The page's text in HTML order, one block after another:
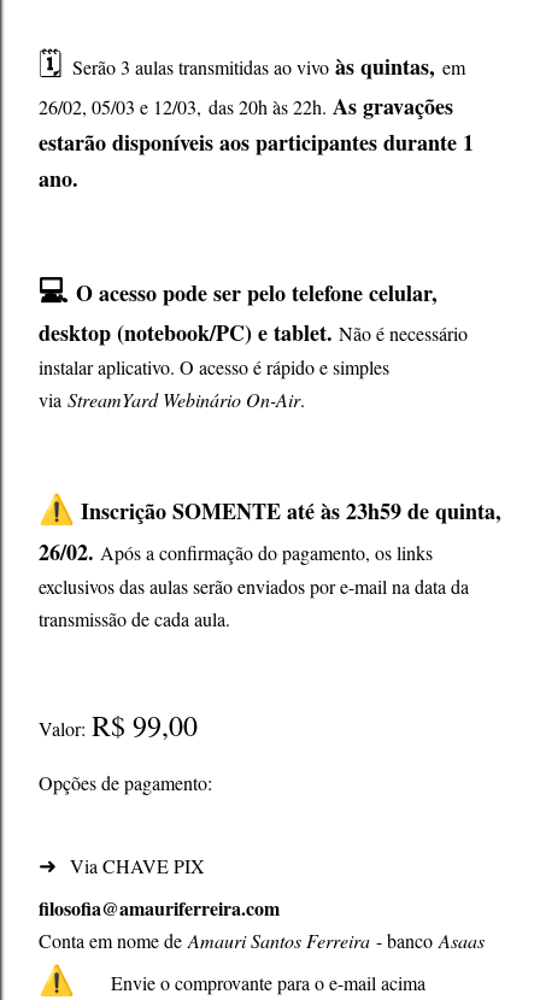
🗓️ Serão 3 aulas transmitidas ao vivo às quintas, em
26/02, 05/03 e 12/03, das 20h às 22h. As gravações
estarão disponíveis aos participantes durante 1
ano.
💻 O acesso pode ser pelo telefone celular,
desktop (notebook/PC) e tablet. Não é necessário
instalar aplicativo. O acesso é rápido e simples
via StreamYard Webinário On-Air.
⚠️ Inscrição SOMENTE até às 23h59 de quinta,
26/02. Após a confirmação do pagamento, os links
exclusivos das aulas serão enviados por e-mail na data da
transmissão de cada aula.
Valor: R$ 99,00
Opções de pagamento:
➜ Via CHAVE PIX
filosofia@amauriferreira.com
Conta em nome de Amauri Santos Ferreira - banco Asaas
⚠️ Envie o comprovante para o e-mail acima